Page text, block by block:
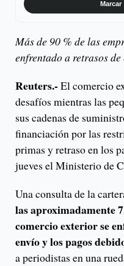
Más de 90 % de las
enfrentado a retrasos
Reuters.- El comercio
desafíos mientras las
sus cadenas de
financiación por las
primas y retraso en los
jueves el Ministerio de
Una consulta de la
las aproximadamente
comercio exterior se
envío y los pagos
a periodistas en una